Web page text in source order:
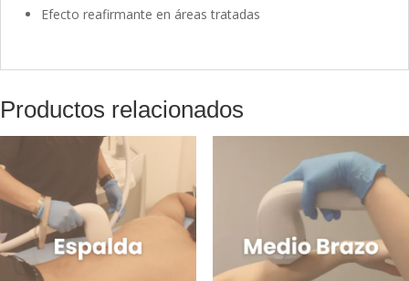
Efecto reafirmante en áreas tratadas
Productos relacionados